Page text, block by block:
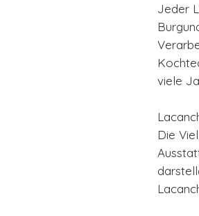
Jeder
viele
Die